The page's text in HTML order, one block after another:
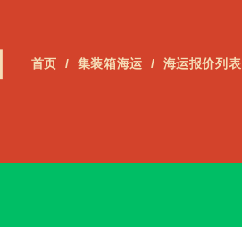
首页 集装箱海运 海运报价列表